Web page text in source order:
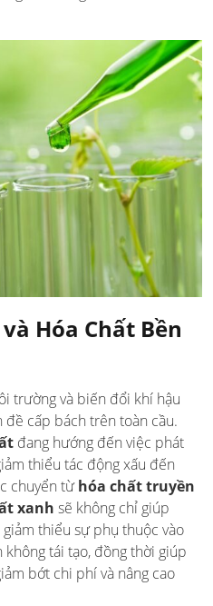
Hóa Chất Bền
trường và biến đổi khí hậu
đề cấp bách trên toàn cầu.
đang hướng đến việc phát
thiểu tác động xấu đến
chuyển từhóa chất truyền
xanh sẽ không chỉ giúp
thiểu sự phụ thuộc vào
tái tạo, đồng thời giúp
bớt chi phí và nâng cao